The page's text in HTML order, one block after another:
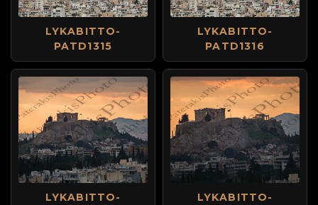
LYKABITTO-
PATD1315
LYKABITTO-
PATD1316
LYKABITTO-
LYKABITTO-